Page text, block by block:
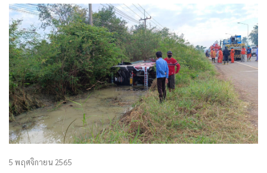
บางบ่อ
5 พฤศจิกายน 2565